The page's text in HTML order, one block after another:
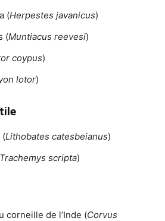
(Herpestes javanicus)
(Muntiacus reevesi)
coypus)
lotor)
(Lithobates catesbeianus)
Trachemys scripta)
corneille de l’Inde (Corvus